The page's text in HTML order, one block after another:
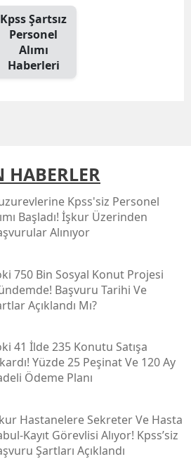
Kpss Şartsız
Personel
Alımı
Haberleri
HABERLER
Kpss'siz Personel
Başladı! İşkur Üzerinden
Alınıyor
750 Bin Sosyal Konut Projesi
Başvuru Tarihi Ve
Açıklandı Mı?
41 İlde 235 Konutu Satışa
Yüzde 25 Peşinat Ve 120 Ay
Ödeme Planı
Hastanelere Sekreter Ve Hasta
Kayıt Görevlisi Alıyor! Kpss’siz
Şartları Açıklandı